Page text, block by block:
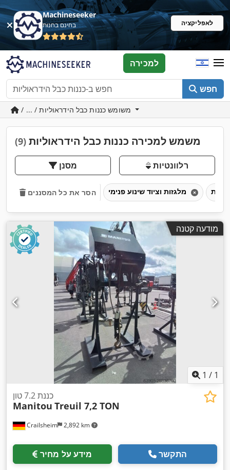
Machineseeker
בחינם בחנות לאפליקציה
חפש
למכירה
משמש למכירה כננות כבל הידראוליות (9)
מסנן רלוונטיות
הסר את כל המסננים
מודעה קטנה
1 / 1
Crailsheim 2,892 km
כננת 7.2 טון
Manitou Treuil 7,2 TON
מידע על מחיר התקשר